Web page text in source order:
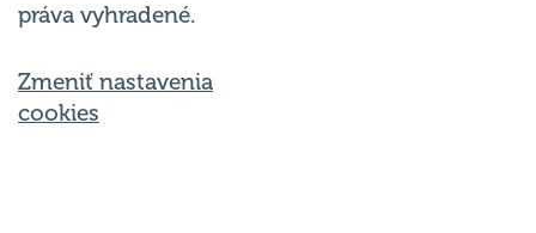
práva vyhradené.
Zmeniť nastavenia
cookies